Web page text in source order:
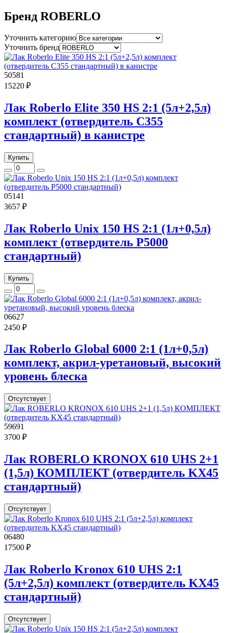
Бренд ROBERLO
Уточнить категорию
Уточнить бренд
50581
15220 ₽
Лак Roberlo Elite 350 HS 2:1 (5л+2,5л)
комплект (отвердитель C355
стандартный) в канистре
Купить
05141
3657 ₽
Лак Roberlo Unix 150 HS 2:1 (1л+0,5л)
комплект (отвердитель P5000
стандартный)
Купить
06627
2450 ₽
Лак Roberlo Global 6000 2:1 (1л+0,5л)
комплект, акрил-уретановый, высокий
уровень блеска
Отсутствует
59691
3700 ₽
Лак ROBERLO KRONOX 610 UHS 2+1
(1,5л) КОМПЛЕКТ (отвердитель KX45
стандартный)
Отсутствует
06480
17500 ₽
Лак Roberlo Kronox 610 UHS 2:1
(5л+2,5л) комплект (отвердитель KX45
стандартный)
Отсутствует